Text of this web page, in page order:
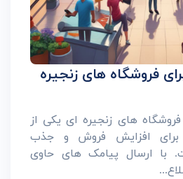
فروشگاه های زنجیره
فروشگاه های زنجیره ای یکی از
برای افزایش فروش و جذب
با ارسال پیامک های حاوی